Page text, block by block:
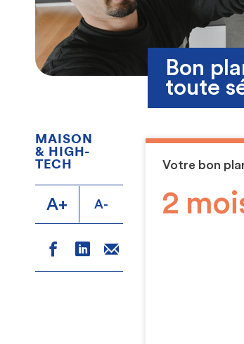
Bon
toute
MAISON
& HIGH-
TECH
A+ A-
Votre bon
2